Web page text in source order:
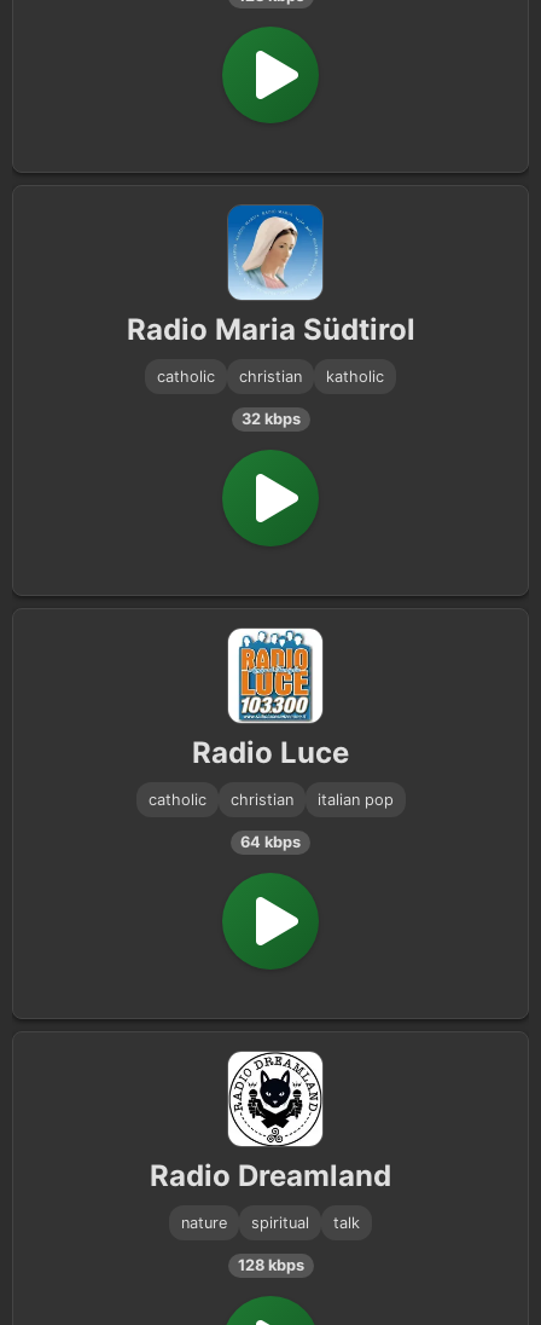
Radio Maria Südtirol
catholic christian katholic
32 kbps
Radio Luce
catholic christian italian pop
64 kbps
Radio Dreamland
nature spiritual talk
128 kbps